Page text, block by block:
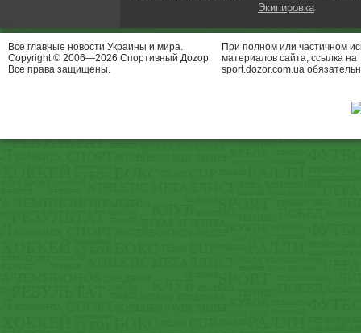
Экипировка
Все главные новости Украины и мира.
Copyright © 2006—2026 Спортивный Доzор
Все права защищены.
При полном или частичном
материалов сайта, ссылка на
sport.dozor.com.ua